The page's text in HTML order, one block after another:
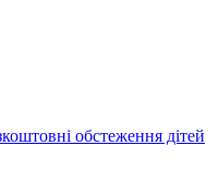
обстеження дітей